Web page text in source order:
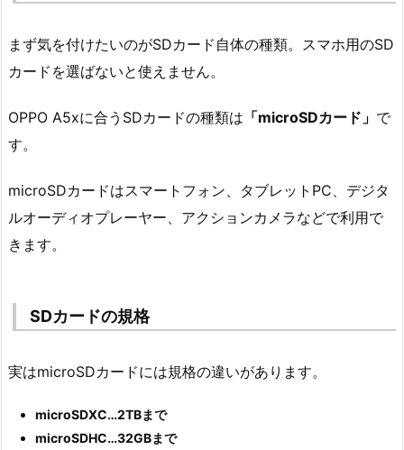
まず気を付けたいのがSDカード自体の種類。スマホ用のSD
カードを選ばないと使えません。
OPPO A5xに合うSDカードの種類は 「microSDカード」 で
す。
microSDカードはスマートフォン、タブレットPC、デジタ
ルオーディオプレーヤー、アクションカメラなどで利用で
きます。
SDカードの規格
実はmicroSDカードには規格の違いがあります。
microSDXC…2TBまで
microSDHC…32GBまで